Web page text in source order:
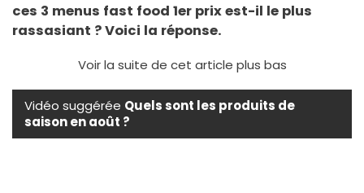
ces 3 menus fast food 1er prix est-il le plus
rassasiant ? Voici la réponse.
Voir la suite de cet article plus bas
Vidéo suggérée Quels sont les produits de
saison en août ?